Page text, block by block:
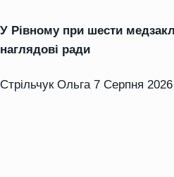
У Рівному при шести
наглядові ради
Стрільчук Ольга 7 Серпня 2026